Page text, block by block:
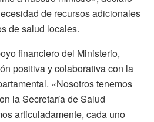
de recursos adicionales
de salud locales.
financiero del Ministerio,
positiva y colaborativa con la
«Nosotros tenemos
la Secretaría de Salud
articuladamente, cada uno